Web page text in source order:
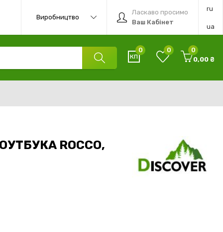
ru
ua
Ласкаво просимо
Ваш Кабінет
Виробництво
0 0
0
0,00 ₴
ROCCO,